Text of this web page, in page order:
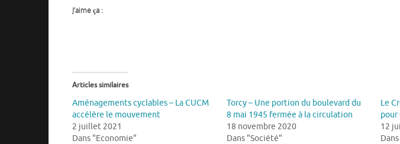
J’aime ça :
Articles similaires
Aménagements cyclables – La CUCM
accélère le mouvement
2 juillet 2021
Dans "Economie"
Torcy – Une portion du boulevard du
8 mai 1945 fermée à la circulation
18 novembre 2020
Dans "Société"
Le
pour
12